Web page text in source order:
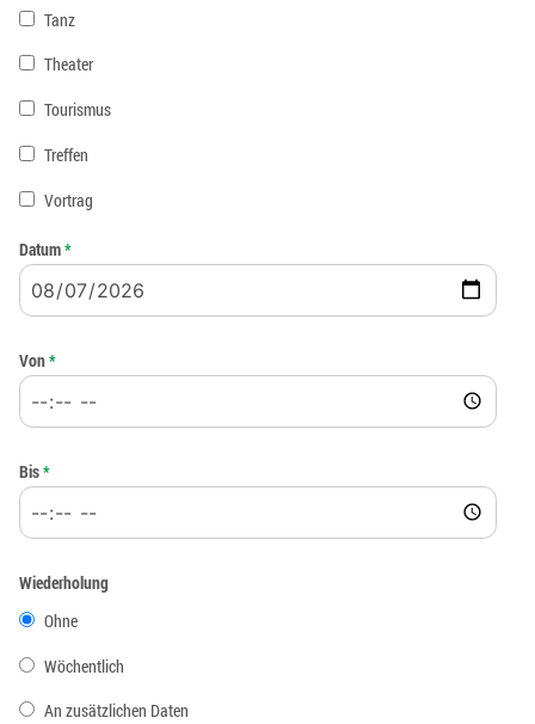
Tanz
Theater
Tourismus
Treffen
Vortrag
Datum*
Von*
Bis*
Wiederholung
Ohne
Wöchentlich
An zusätzlichen Daten